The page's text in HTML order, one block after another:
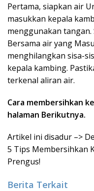
Pertama, siapkan air
masukkan kepala
menggunakan
Bersama air yang
menghilangkan sisa-
kepala kambing.
terkenal aliran air.
Cara membersihkan
halaman Berikutnya.
Artikel ini disadur –>
5 Tips Membersihkan
Prengus!
Berita Terkait